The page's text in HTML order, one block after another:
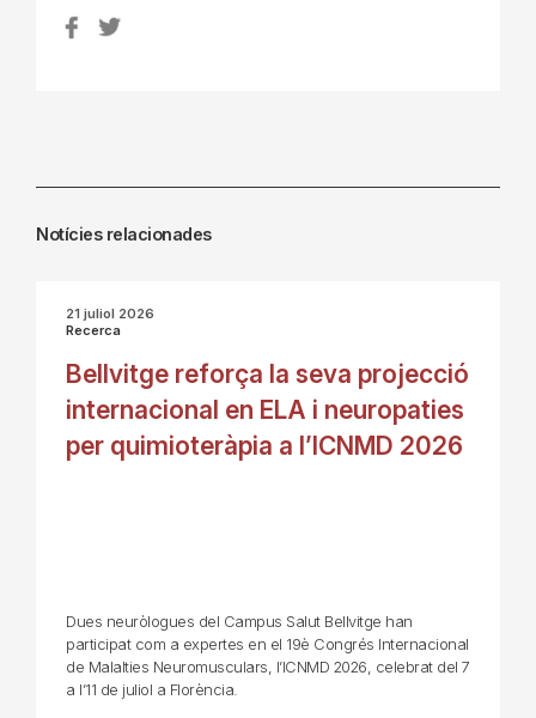
Notícies relacionades
21 juliol 2026
Recerca
Bellvitge reforça la seva projecció
internacional en ELA i neuropaties
per quimioteràpia a l’ICNMD 2026
Dues neuròlogues del Campus Salut Bellvitge han
participat com a expertes en el 19è Congrés Internacional
de Malalties Neuromusculars, l’ICNMD 2026, celebrat del 7
a l’11 de juliol a Florència.